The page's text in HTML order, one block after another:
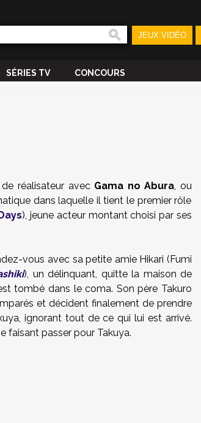
JEUX VIDÉO
SÉRIES TV CONCOURS
réalisateur avec Gama no Abura, ou
dans laquelle il tient le premier rôle
), jeune acteur montant choisi par ses
vous avec sa petite amie Hikari (Fumi
), un délinquant, quitte la maison de
tombé dans le coma. Son père Takuro
et décident finalement de prendre
ignorant tout de ce qui lui est arrivé.
faisant passer pour Takuya.